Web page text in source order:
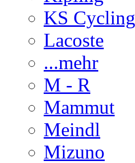
KS Cycling
Lacoste
...mehr
M - R
Mammut
Meindl
Mizuno